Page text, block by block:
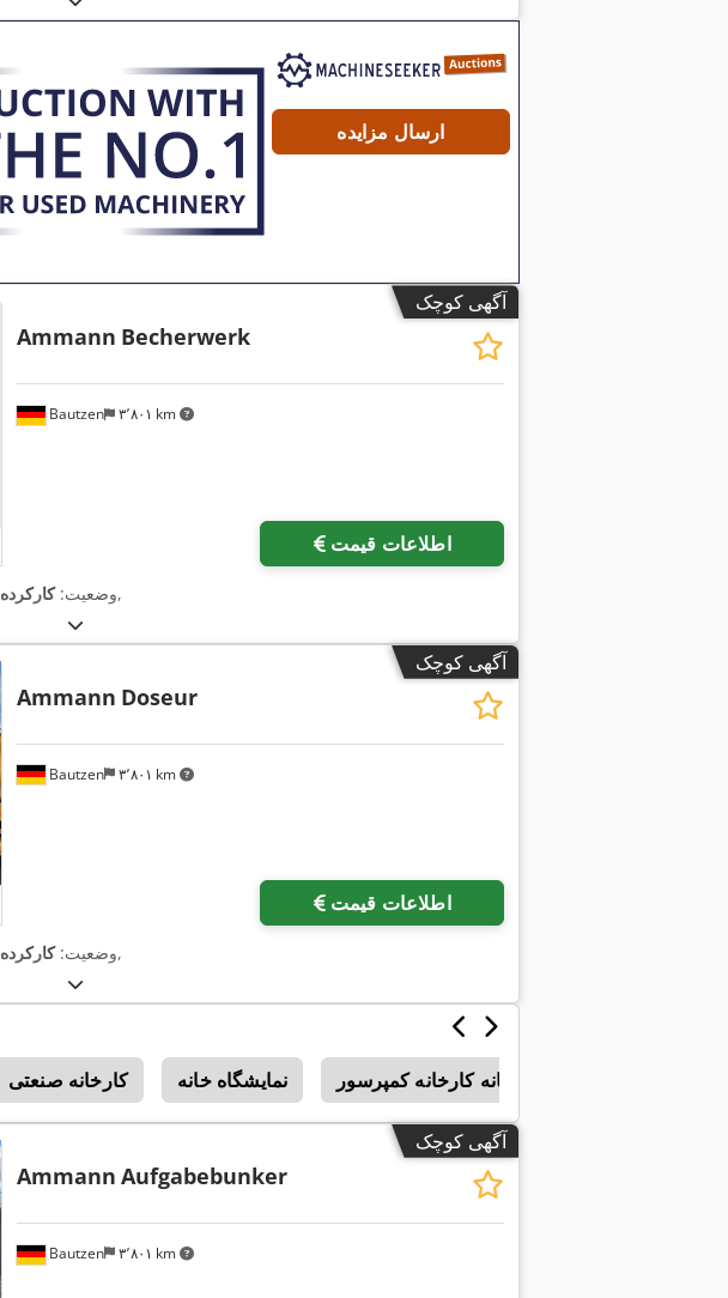
ارسال مزایده
آگهی کوچک
Bautzen ۳٬۸۰۱ km
Ammann Becherwerk
اطلاعات قیمت
وضعیت:کارکرده ,
آگهی کوچک
Bautzen ۳٬۸۰۱ km
Ammann Doseur
اطلاعات قیمت
وضعیت:کارکرده ,
کارخانه صنعتی نمایشگاه خانه سامانه کارخانه کمپرسور
آگهی کوچک
Bautzen ۳٬۸۰۱ km
Ammann Aufgabebunker